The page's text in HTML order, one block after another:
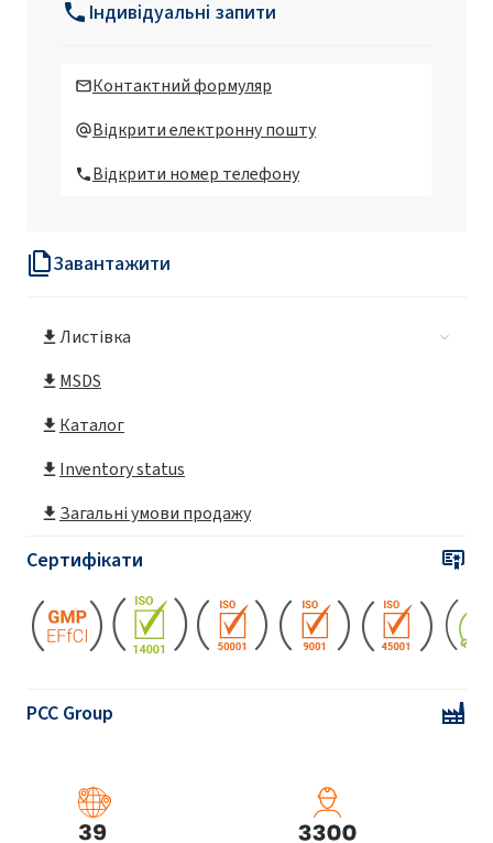
Завантажити
Листівка
MSDS
Каталог
Inventory status
Загальні умови продажу
Сертифікати
PCC Group
EO/PO)
ROKAmer®2000S (блок-сополімер EO/PO)
ROKAmer®2100 (блок-сополімер EO/PO)
ROKAmer®2330 (блок-сополімер EO/PO)
ROKAmer®2600S (блок-сополімер EO/PO)
ROKAmer®2950 (блок-сополімер EO/PO)
ROKAmer®3800 (блок-сополімер EO/PO)
Індивідуальні запити
Контактний формуляр
Відкрити електронну пошту
Відкрити номер телефону